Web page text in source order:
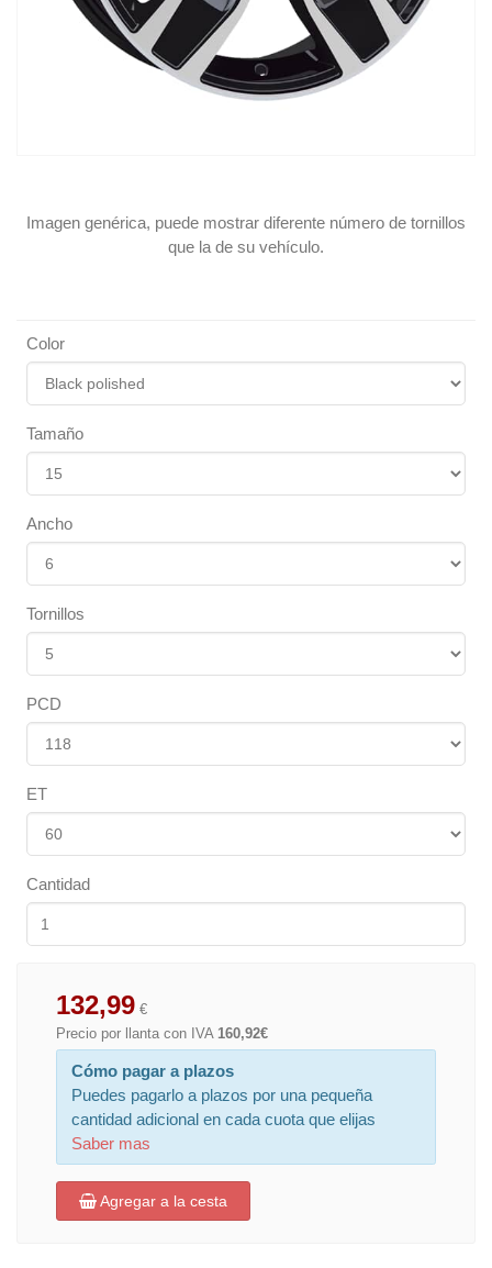
Imagen genérica, puede mostrar diferente número de tornillos
que la de su vehículo.
Color
Tamaño
Ancho
Tornillos
PCD
ET
Cantidad
132,99 €
Precio por llanta con IVA 160,92€
Cómo pagar a plazos
Puedes pagarlo a plazos por una pequeña
cantidad adicional en cada cuota que elijas
Saber mas
Agregar a la cesta